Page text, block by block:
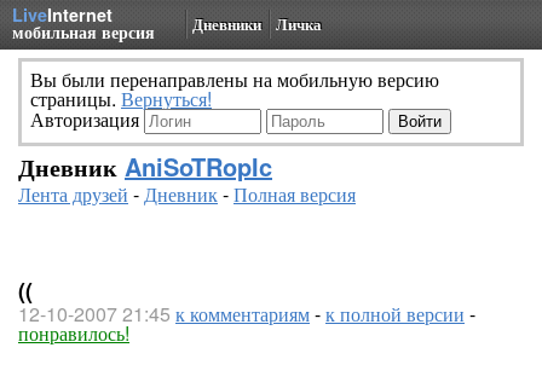
LiveInternet
мобильная версия Дневники Личка
Вы были перенаправлены на мобильную версию
страницы. Вернуться!
Авторизация
Дневник AniSoTRopIc
Лента друзей -Дневник-Полная версия
((
12-10-2007 21:45 к комментариям-к полной версии -
понравилось!